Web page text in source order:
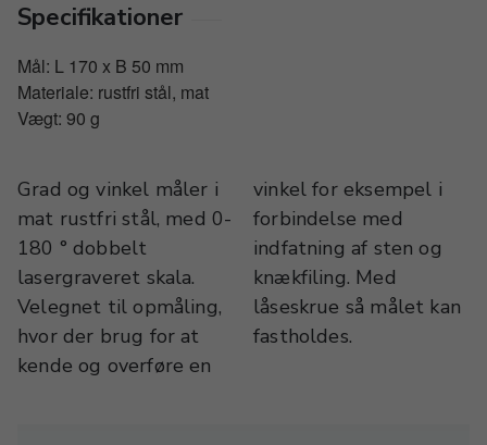
Specifikationer
Mål: L 170 x B 50 mm
Materiale: rustfri stål, mat
Vægt: 90 g
Grad og vinkel måler i
mat rustfri stål, med 0-
180 ° dobbelt
lasergraveret skala.
Velegnet til opmåling,
hvor der brug for at
kende og overføre en
vinkel for eksempel i
forbindelse med
indfatning af sten og
knækfiling. Med
låseskrue så målet kan
fastholdes.